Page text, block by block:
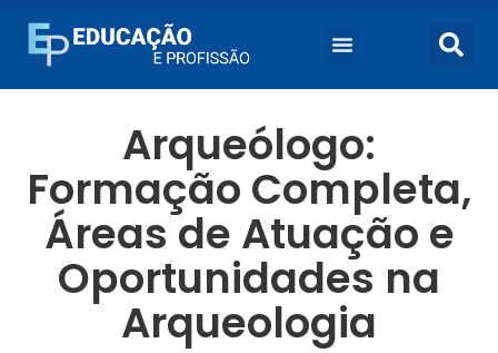
Arqueólogo:
Formação Completa,
Áreas de Atuação e
Oportunidades na
Arqueologia